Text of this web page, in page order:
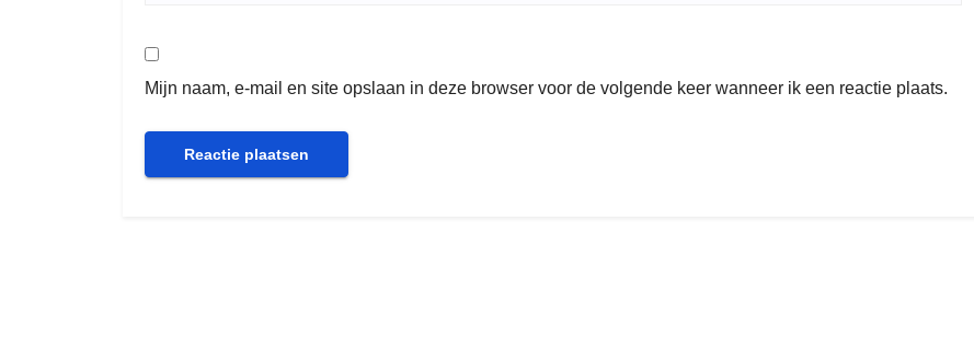
Mijn naam, e-mail en site opslaan in deze browser voor de volgende keer wanneer ik een reactie plaats.